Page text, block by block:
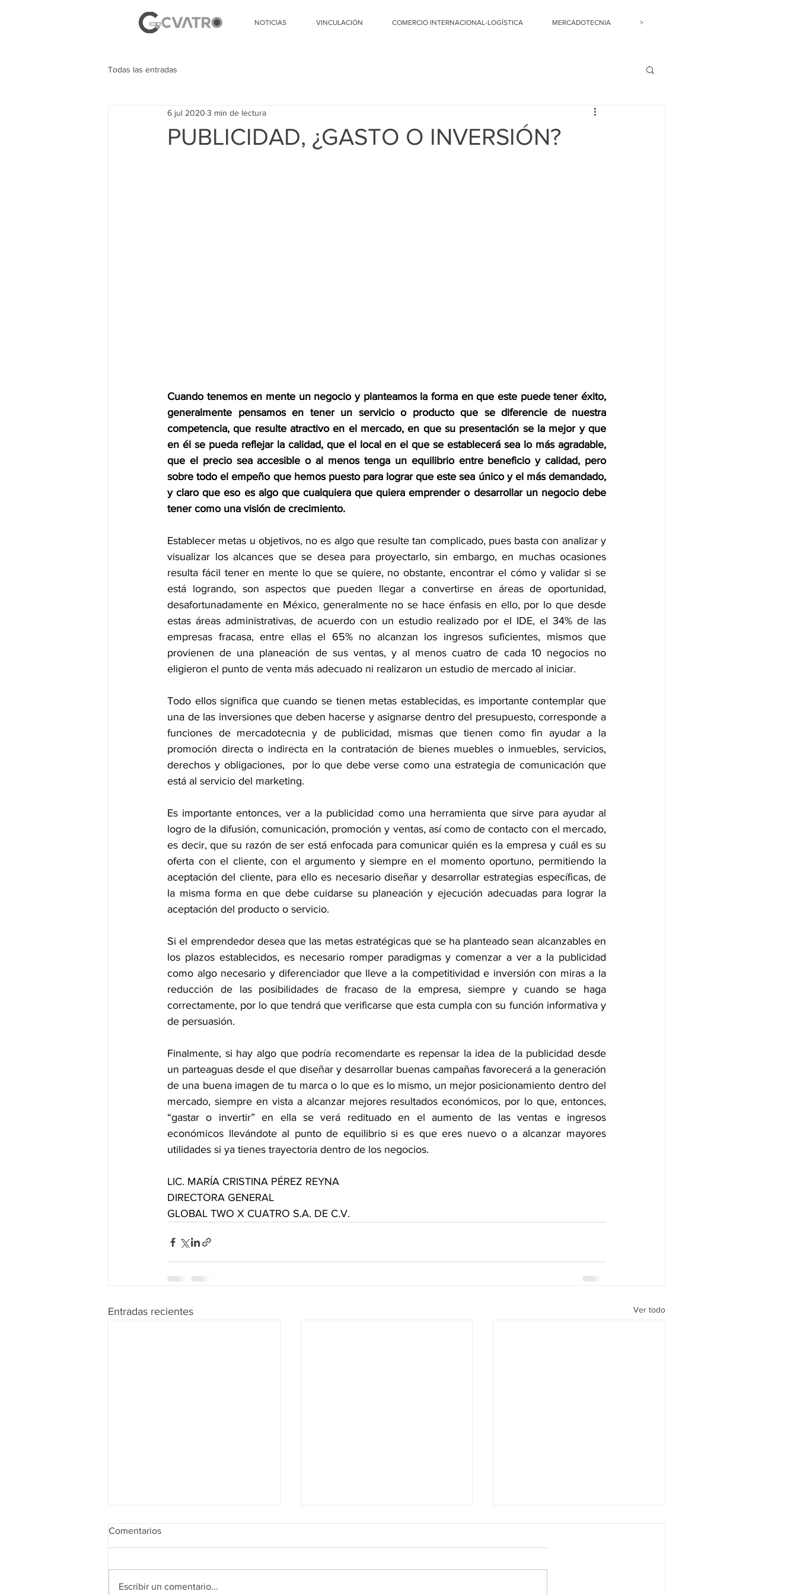
NOTICIAS VINCULACIÓN COMERCIO INTERNACIONAL-LOGÍSTICA MERCADOTECNIA >
Todas las entradas
PUBLICIDAD, ¿GASTO O INVERSIÓN?
6 jul 2020 3 min de lectura
Cuando tenemos en mente un negocio y planteamos la forma en que este puede tener éxito,
generalmente pensamos en tener un servicio o producto que se diferencie de nuestra
competencia, que resulte atractivo en el mercado, en que su presentación se la mejor y que
en él se pueda reflejar la calidad, que el local en el que se establecerá sea lo más agradable,
que el precio sea accesible o al menos tenga un equilibrio entre beneficio y calidad, pero
sobre todo el empeño que hemos puesto para lograr que este sea único y el más demandado,
y claro que eso es algo que cualquiera que quiera emprender o desarrollar un negocio debe
tener como una visión de crecimiento.
Establecer metas u objetivos, no es algo que resulte tan complicado, pues basta con analizar y
visualizar los alcances que se desea para proyectarlo, sin embargo, en muchas ocasiones
resulta fácil tener en mente lo que se quiere, no obstante, encontrar el cómo y validar si se
está logrando, son aspectos que pueden llegar a convertirse en áreas de oportunidad,
desafortunadamente en México, generalmente no se hace énfasis en ello, por lo que desde
estas áreas administrativas, de acuerdo con un estudio realizado por el IDE, el 34% de las
empresas fracasa, entre ellas el 65% no alcanzan los ingresos suficientes, mismos que
provienen de una planeación de sus ventas, y al menos cuatro de cada 10 negocios no
eligieron el punto de venta más adecuado ni realizaron un estudio de mercado al iniciar.
Todo ellos significa que cuando se tienen metas establecidas, es importante contemplar que
una de las inversiones que deben hacerse y asignarse dentro del presupuesto, corresponde a
funciones de mercadotecnia y de publicidad, mismas que tienen como fin ayudar a la
promoción directa o indirecta en la contratación de bienes muebles o inmuebles, servicios,
derechos y obligaciones,  por lo que debe verse como una estrategia de comunicación que
está al servicio del marketing.
Es importante entonces, ver a la publicidad como una herramienta que sirve para ayudar al
logro de la difusión, comunicación, promoción y ventas, así como de contacto con el mercado,
es decir, que su razón de ser está enfocada para comunicar quién es la empresa y cuál es su
oferta con el cliente, con el argumento y siempre en el momento oportuno, permitiendo la
aceptación del cliente, para ello es necesario diseñar y desarrollar estrategias específicas, de
la misma forma en que debe cuidarse su planeación y ejecución adecuadas para lograr la
aceptación del producto o servicio.
Si el emprendedor desea que las metas estratégicas que se ha planteado sean alcanzables en
los plazos establecidos, es necesario romper paradigmas y comenzar a ver a la publicidad
como algo necesario y diferenciador que lleve a la competitividad e inversión con miras a la
reducción de las posibilidades de fracaso de la empresa, siempre y cuando se haga
correctamente, por lo que tendrá que verificarse que esta cumpla con su función informativa y
de persuasión.
Finalmente, si hay algo que podría recomendarte es repensar la idea de la publicidad desde
un parteaguas desde el que diseñar y desarrollar buenas campañas favorecerá a la generación
de una buena imagen de tu marca o lo que es lo mismo, un mejor posicionamiento dentro del
mercado, siempre en vista a alcanzar mejores resultados económicos, por lo que, entonces,
“gastar o invertir” en ella se verá redituado en el aumento de las ventas e ingresos
económicos llevándote al punto de equilibrio si es que eres nuevo o a alcanzar mayores
utilidades si ya tienes trayectoria dentro de los negocios.
LIC. MARÍA CRISTINA PÉREZ REYNA
DIRECTORA GENERAL
GLOBAL TWO X CUATRO S.A. DE C.V.
Entradas recientes Ver todo
Comentarios
Escribir un comentario...